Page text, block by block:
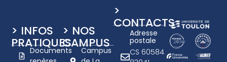
>
CONTACTS
Adresse
postale
CS 60584
> NOS
CAMPUS
Campus
> INFOS
PRATIQUES
Documents